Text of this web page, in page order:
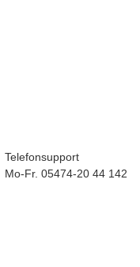
Telefonsupport
Mo-Fr. 05474-20 44 142